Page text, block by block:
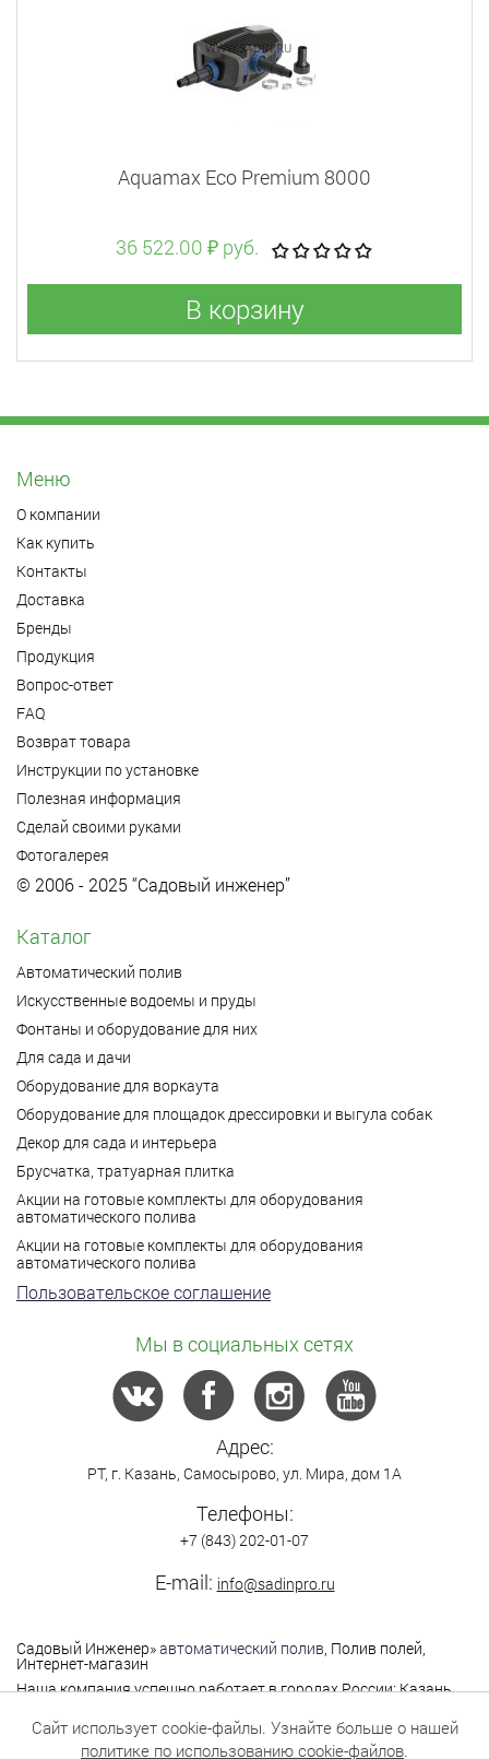
Aquamax Eco Premium 8000
36 522.00 ₽ руб.
В корзину
Меню
О компании
Как купить
Контакты
Доставка
Бренды
Продукция
Вопрос-ответ
FAQ
Возврат товара
Инструкции по установке
Полезная информация
Сделай своими руками
Фотогалерея
© 2006 - 2025 “Садовый инженер”
Каталог
Автоматический полив
Искусственные водоемы и пруды
Фонтаны и оборудование для них
Для сада и дачи
Оборудование для воркаута
Оборудование для площадок дрессировки и выгула собак
Декор для сада и интерьера
Брусчатка, тратуарная плитка
Акции на готовые комплекты для оборудования
автоматического полива
Акции на готовые комплекты для оборудования
автоматического полива
Пользовательское соглашение
Мы в социальных сетях
Адрес:
РТ, г. Казань Самосырово ул. Мира, дом 1А
Телефоны:
+7 (843) 202-01-07
E-mail: info@sadinpro.ru
Садовый Инженер»автоматический полив , Полив полей,
Интернет-магазин
Наша компания успешно работает в городах России: Казань,
Владимир,Ярославль, Самара, Саратов, Уфа, Чебоксары,
Йошкар-Ола, Екатеринбург, Оренбург, Пермь,Саратов,
Сайт использует cookie-файлы. Узнайте больше о нашей
политике по использованию cookie-файлов.